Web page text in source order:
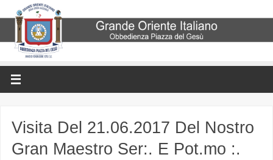
Visita Del 21.06.2017 Del Nostro
Gran Maestro Ser:. E Pot.mo :.